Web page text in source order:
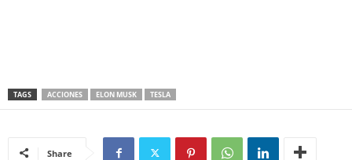
TAGS ACCIONES ELON MUSK TESLA
Share